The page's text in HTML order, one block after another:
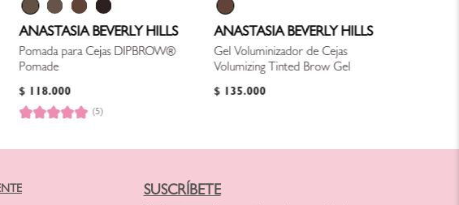
ANASTASIA BEVERLY HILLS
Pomada para Cejas DIPBROW®
Pomade
$ 118.000
(5)
ANASTASIA BEVERLY HILLS
Gel Voluminizador de Cejas
Volumizing Tinted Brow Gel
$ 135.000
SUSCRÍBETE